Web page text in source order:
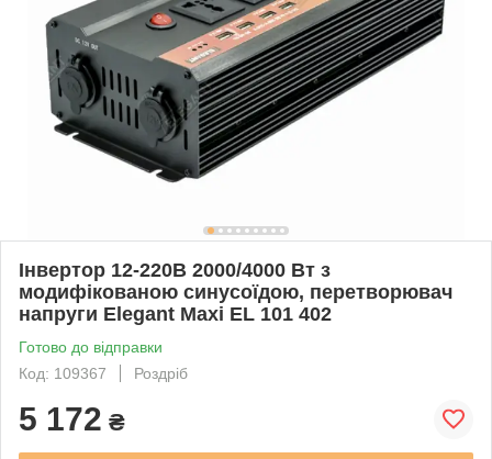
Інвертор 12-220В 2000/4000 Вт з
модифікованою синусоїдою, перетворювач
напруги Elegant Maxi EL 101 402
Готово до відправки
Код: 109367
Роздріб
5 172 ₴